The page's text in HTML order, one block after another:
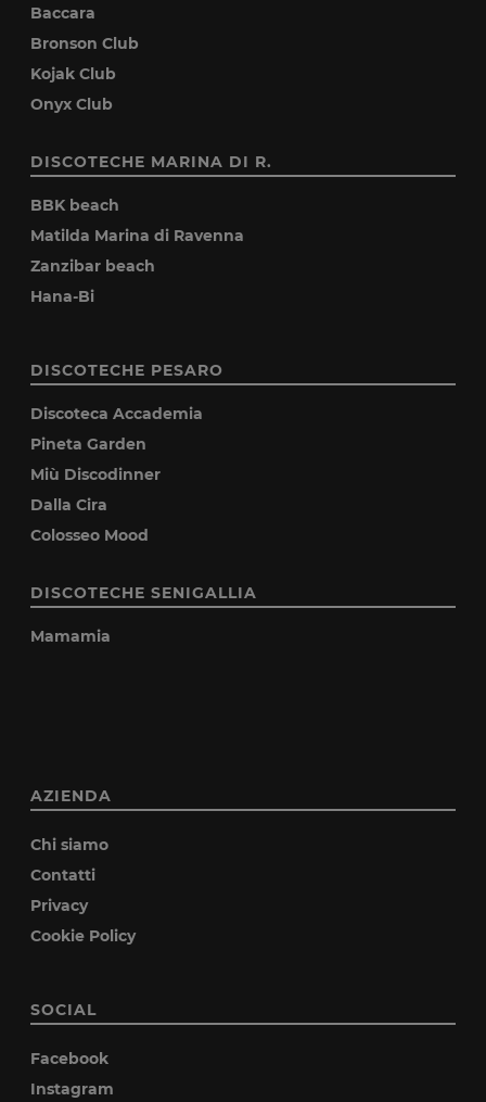
Baccara
Bronson Club
Kojak Club
Onyx Club
DISCOTECHE MARINA DI R.
BBK beach
Matilda Marina di Ravenna
Zanzibar beach
Hana-Bi
DISCOTECHE PESARO
Discoteca Accademia
Pineta Garden
Miù Discodinner
Dalla Cira
Colosseo Mood
DISCOTECHE SENIGALLIA
Mamamia
AZIENDA
Chi siamo
Contatti
Privacy
Cookie Policy
SOCIAL
Facebook
Instagram